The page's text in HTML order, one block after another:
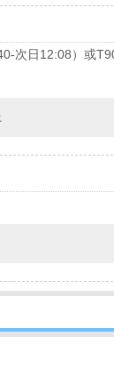
次日12:08）或